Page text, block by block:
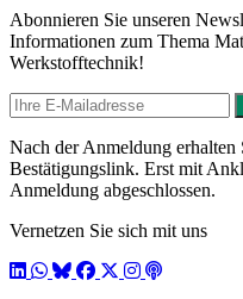
Abonnieren Sie unseren
Informationen zum Thema
Werkstofftechnik!
E-mail
Nach der Anmeldung
Bestätigungslink. Erst mit
Anmeldung abgeschlossen.
Vernetzen Sie sich mit uns
LinkedIn
WhatsApp
BlueSky
Facebook
X / Twitter
Instagram
Podcast